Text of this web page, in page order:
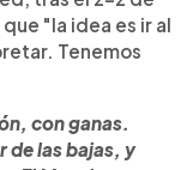
"la idea es ir al
Tenemos
con ganas.
de las bajas, y